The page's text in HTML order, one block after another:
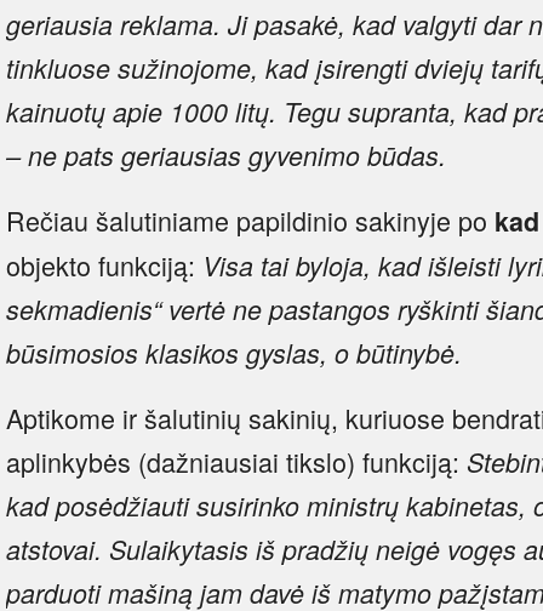
geriausia reklama. Ji pasakė, kad valgyti dar
tinkluose sužinojome, kad įsirengti dviejų
kainuotų apie 1000 litų. Tegu supranta, kad
– ne pats geriausias gyvenimo būdas.
Rečiau šalutiniame papildinio sakinyje po kad
objekto funkciją: Visa tai byloja, kad išleisti
sekmadienis“ vertė ne pastangos ryškinti
būsimosios klasikos gyslas, o būtinybė.
Aptikome ir šalutinių sakinių, kuriuose
aplinkybės (dažniausiai tikslo) funkciją:
kad posėdžiauti susirinko ministrų kabinetas,
atstovai. Sulaikytasis iš pradžių neigė vogęs
parduoti mašiną jam davė iš matymo